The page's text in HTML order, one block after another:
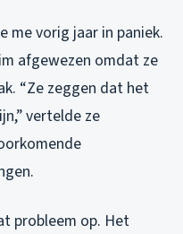
me vorig jaar in paniek.
afgewezen omdat ze
“Ze zeggen dat het
vertelde ze
probleem op. Het